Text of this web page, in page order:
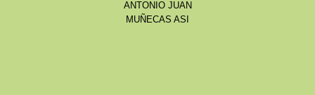
ANTONIO JUAN
MUÑECAS ASI